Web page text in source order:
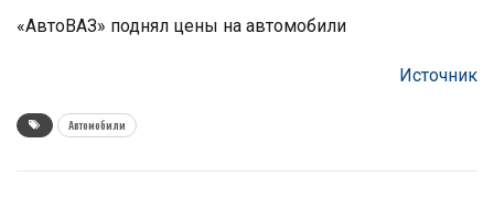
«АвтоВАЗ» поднял цены на автомобили
Источник
Автомобили